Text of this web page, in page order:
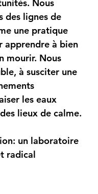
Nous
des lignes de
une pratique
apprendre à bien
mourir. Nous
à susciter une
les eaux
lieux de calme.
un laboratoire
radical